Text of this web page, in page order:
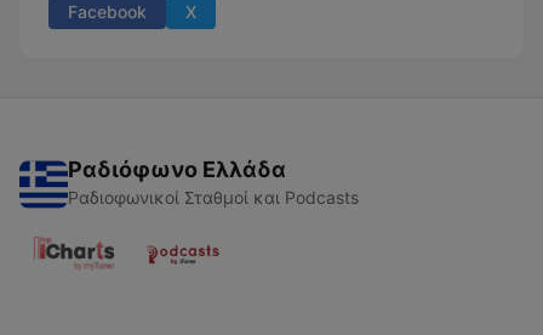
Facebook X
Ραδιόφωνο Ελλάδα
Ραδιοφωνικοί Σταθμοί και Podcasts